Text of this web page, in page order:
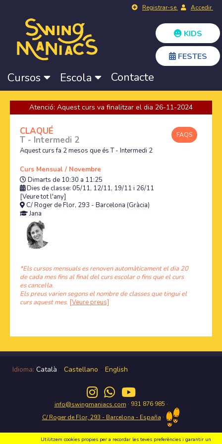
Registrar-se Accedir
KIDS
FESTES
Cursos Escola Contacte
Atenció: Aquest curs va finalitzar el dia 26-11-2024
FAQS
CLAQUÉ
T - Intermedi 2
Aquest curs fa 2 mesos que és T - Intermedi 2
Curs Mensual / Novembre
Dimarts de 10:30 a 11:25
Dies de classe: 05/11, 12/11, 19/11 i 26/11
[Veure tot l'any]
C/ Roger de Flor, 293 - Barcelona (Gràcia)
Jana
*Els cursos mensuals es renoven automàticament el dia 20
de cada mes fins al final del curs escolar o fins que el curs
es cancel·la.
Els preus varien segons el nombre de classes que tingui el
curs aquest mes. [Veure preus]
Idioma: Català - Castellano - English
info@swingmaniacs.com · 931 876 985 ·
C/ Roger de Flor, 293 - Barcelona - España ·
Utilitzem cookies propies per a recordar les teves preferències i garantir un